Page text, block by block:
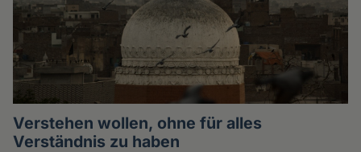
Verstehen wollen, ohne für alles
Verständnis zu haben